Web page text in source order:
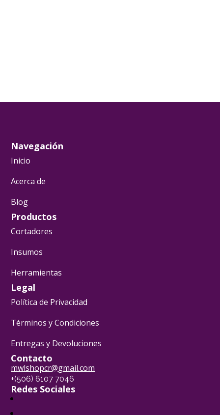
Navegación
Inicio
Acerca de
Blog
Productos
Cortadores
Insumos
Herramientas
Legal
Política de Privacidad
Términos y Condiciones
Entregas y Devoluciones
Contacto
mwlshopcr@gmail.com
+(506) 6107 7046
Redes Sociales